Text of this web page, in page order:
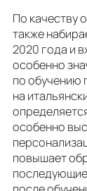
По качеству
также
2020 года и
особенно
по обучению
на
особенно
повышает